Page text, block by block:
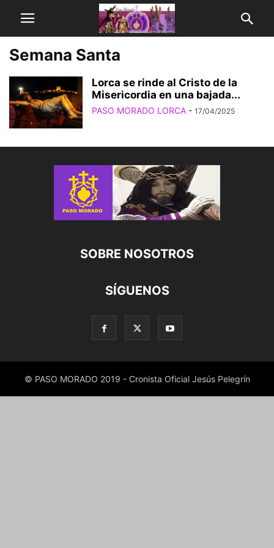
Semana Santa
Lorca se rinde al Cristo de la
Misericordia en una bajada...
PASO MORADO LORCA - 17/04/2025
SOBRE NOSOTROS
SÍGUENOS
© PASO MORADO 2019 - Cronista Oficial Jesús Pelegrín